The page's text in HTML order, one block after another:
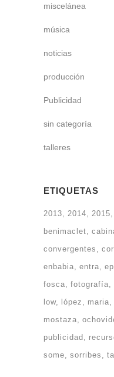
miscelánea
música
noticias
producción
Publicidad
sin categoría
talleres
ETIQUETAS
2013 2014 2015
benimaclet
convergentes
enbabia
entra
fosca
fotografía
low
lópez maria
mostaza
publicidad
some
sorribes